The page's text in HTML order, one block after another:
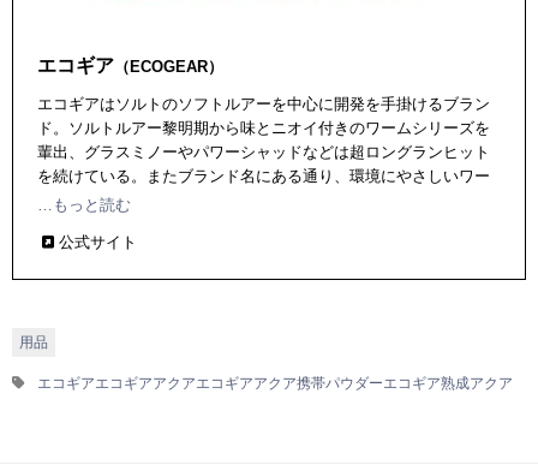
エコギア （ECOGEAR）
エコギアはソルトのソフトルアーを中心に開発を手掛けるブラン
ド。ソルトルアー黎明期から味とニオイ付きのワームシリーズを
輩出、グラスミノーやパワーシャッドなどは超ロングランヒット
を続けている。またブランド名にある通り、環境にやさしいワー
ム開発にも注力し、エコギア熟成アクアシリーズなどを展開、環
を集めている。
…もっと読む
公式サイト
用品
エコギアエコギアアクアエコギアアクア携帯パウダーエコギア熟成アクア